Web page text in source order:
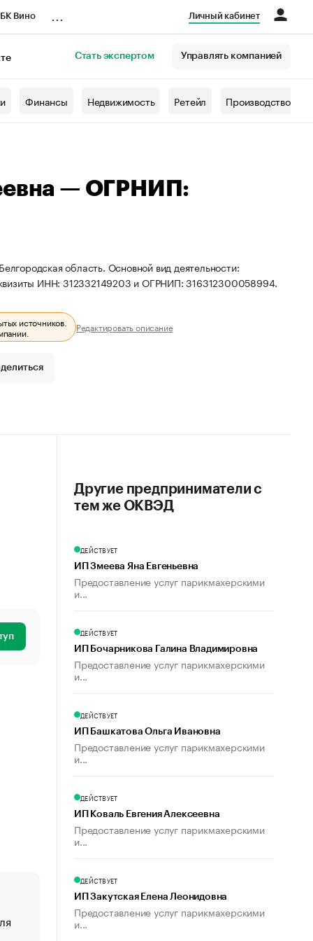
Вино Личный кабинет
Стать экспертом Управлять компанией
Финансы Недвижимость Ретейл Производство
— ОГРНИП:
область. Основной вид деятельности:
ИНН: 312332149203 и ОГРНИП: 316312300058994.
источников.
Редактировать описание
«От спорта тело стареет иначе». Как живет глава
создавшей GTA
Другие предприниматели с
тем же ОКВЭД
ДЕЙСТВУЕТ
ИП Змеева Яна Евгеньевна
Предоставление услуг парикмахерскими
и...
ДЕЙСТВУЕТ
ИП Бочарникова Галина Владимировна
Предоставление услуг парикмахерскими
и...
ДЕЙСТВУЕТ
ИП Башкатова Ольга Ивановна
Предоставление услуг парикмахерскими
и...
ДЕЙСТВУЕТ
ИП Коваль Евгения Алексеевна
Предоставление услуг парикмахерскими
и...
ДЕЙСТВУЕТ
ИП Закутская Елена Леонидовна
Предоставление услуг парикмахерскими
и...